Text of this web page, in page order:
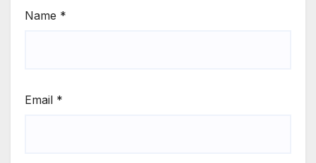
Name *
Email *